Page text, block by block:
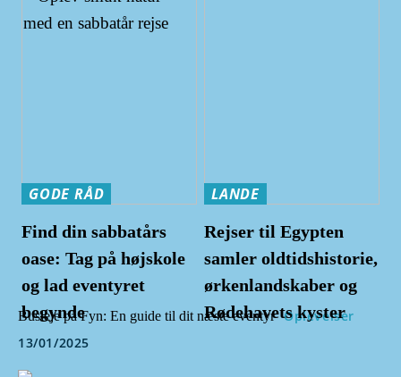
GODE RÅD
Find din sabbatårs
oase: Tag på højskole
og lad eventyret
begynde
LANDE
Rejser til Egypten
samler oldtidshistorie,
ørkenlandskaber og
Rødehavets kyster
Busleje på Fyn: En guide til dit næste eventyr Oplevelser
13/01/2025